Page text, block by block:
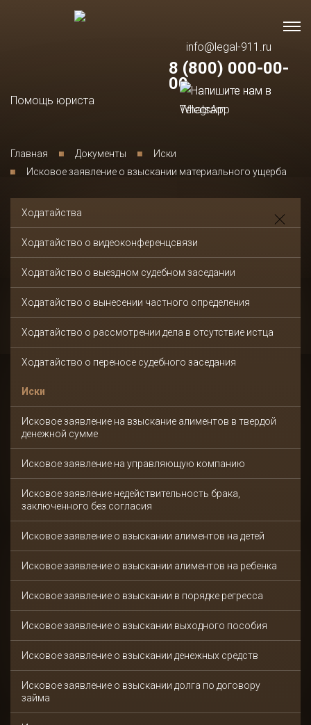
info@legal-911.ru
8 (800) 000-00-
00
Помощь юриста
Главная Документы
Иски
Исковое заявление о взыскании материального ущерба
Ходатайства
Ходатайство о видеоконференцсвязи
Ходатайство о выездном судебном заседании
Ходатайство о вынесении частного определения
Ходатайство о рассмотрении дела в отсутствие истца
Ходатайство о переносе судебного заседания
Иски
Исковое заявление на взыскание алиментов в твердой
денежной сумме
Исковое заявление на управляющую компанию
Исковое заявление недействительность брака,
заключенного без согласия
Исковое заявление о взыскании алиментов на детей
Исковое заявление о взыскании алиментов на ребенка
Исковое заявление о взыскании в порядке регресса
Исковое заявление о взыскании выходного пособия
Исковое заявление о взыскании денежных средств
Исковое заявление о взыскании долга по договору
займа